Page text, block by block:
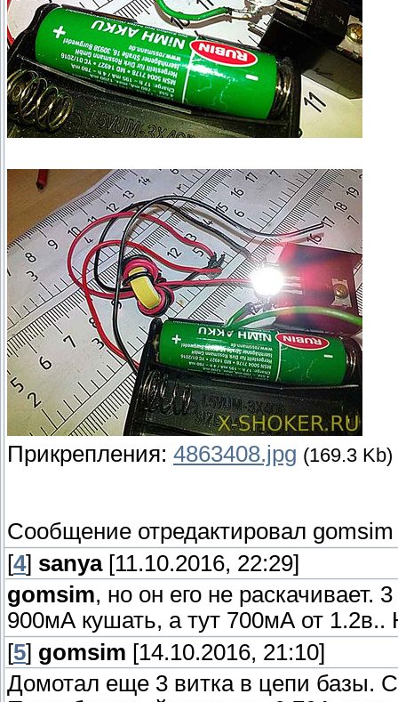
Прикрепления: 4863408.jpg (169.3 Kb)
Сообщение отредактировал gomsim
[4] sanya[11.10.2016, 22:29]
gomsim, но он его не раскачивает.
900мА кушать, а тут 700мА от 1.2в..
[5] gomsim [14.10.2016, 21:10]
Домотал еще 3 витка в цепи базы.